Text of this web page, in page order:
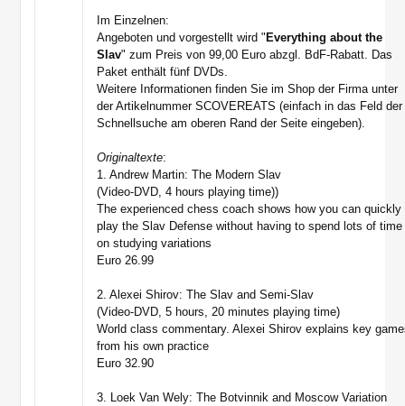
Im Einzelnen:
Angeboten und vorgestellt wird " Everything about the
Slav" zum Preis von 99,00 Euro abzgl. BdF-Rabatt. Das
Paket enthält fünf DVDs.
Weitere Informationen finden Sie im Shop der Firma unter
der Artikelnummer SCOVEREATS (einfach in das Feld der
Schnellsuche am oberen Rand der Seite eingeben).
Originaltexte:
1. Andrew Martin: The Modern Slav
(Video-DVD, 4 hours playing time))
The experienced chess coach shows how you can quickly
play the Slav Defense without having to spend lots of time
on studying variations
Euro 26.99
2. Alexei Shirov: The Slav and Semi-Slav
(Video-DVD, 5 hours, 20 minutes playing time)
World class commentary. Alexei Shirov explains key
from his own practice
Euro 32.90
3. Loek Van Wely: The Botvinnik and Moscow Variation